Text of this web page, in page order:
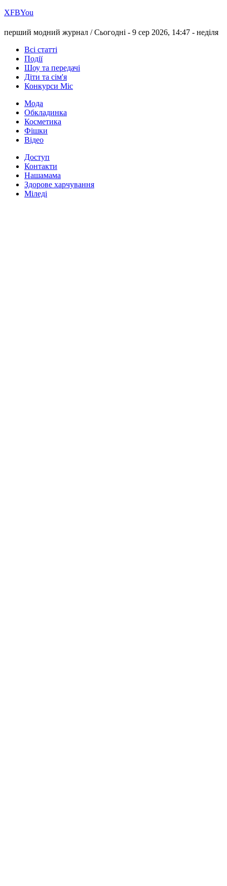
ХFBYou
перший модний журнал /Сьогодні - 9 сер 2026, 14:47 - неділя
Всі статті
Події
Шоу та передачі
Діти та сім'я
Конкурси Міс
Мода
Обкладинка
Косметика
Фішки
Відео
Доступ
Контакти
Нашамама
Здорове харчування
Міледі